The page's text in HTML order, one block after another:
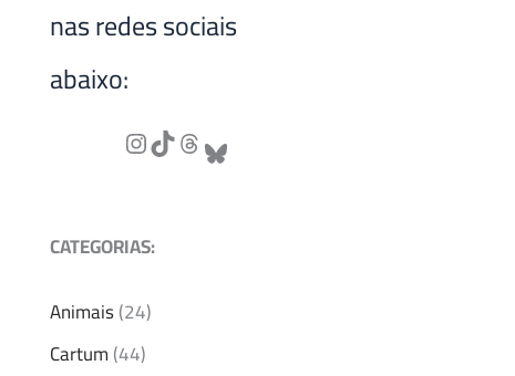
nas redes sociais
abaixo:
CATEGORIAS:
Animais(24)
Cartum(44)